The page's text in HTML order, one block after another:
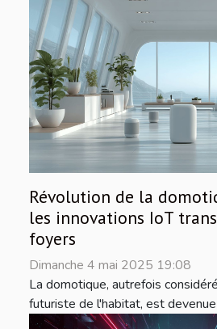
Révolution de la
les innovations IoT
foyers
Dimanche 4 mai 2025 19:08
La domotique, autrefois
futuriste de l'habitat, est devenue